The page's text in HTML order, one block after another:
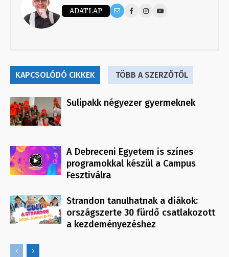
ADATLAP
KAPCSOLÓDÓ CIKKEK TÖBB A SZERZŐTŐL
Sulipakk négyezer gyermeknek
A Debreceni Egyetem is színes
programokkal készül a Campus
Fesztiválra
Strandon tanulhatnak a diákok:
országszerte 30 fürdő csatlakozott
a kezdeményezéshez